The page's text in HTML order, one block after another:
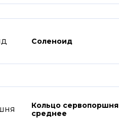
Соленоид
Кольцо сервопоршня
среднее